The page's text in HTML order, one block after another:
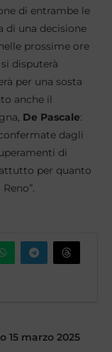
di entrambe le
di una decisione
prossime ore
si disputerà
per una sosta
anche il
De Pascale:
dagli
di
per quanto
15 marzo 2025